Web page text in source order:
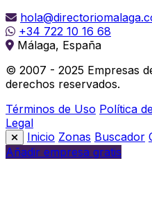
+34 722 10 16 68
Málaga, España
© 2007 - 2025 Empresas
derechos reservados.
Términos de Uso Política
Legal
Inicio Zonas Buscador
Añadir empresa gratis